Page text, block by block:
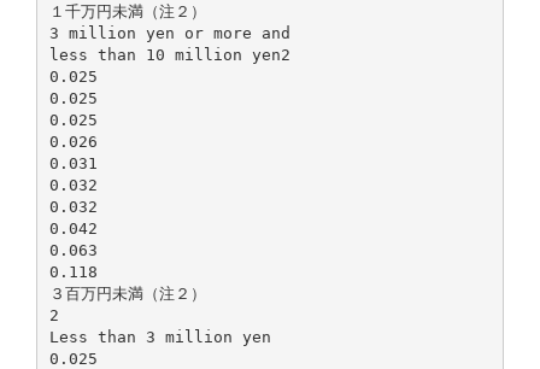
１千万円未満（注２）
3 million yen or more and
less than 10 million yen2
0.025
0.025
0.025
0.026
0.031
0.032
0.032
0.042
0.063
0.118
３百万円未満（注２）
2
Less than 3 million yen
0.025